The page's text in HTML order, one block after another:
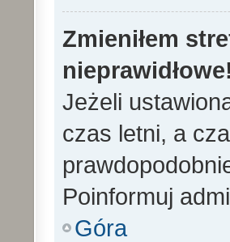
Zmieniłem
nieprawidłowe!
Jeżeli
czas letni, a
Poinformuj
Góra